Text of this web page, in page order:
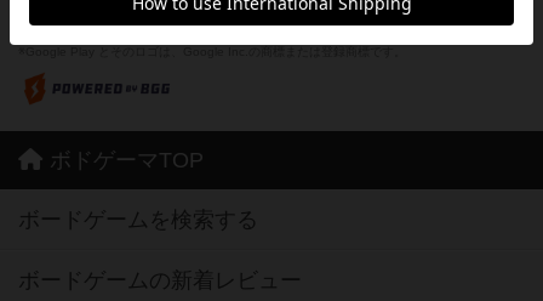
※App Store は、Apple Inc.のサービスマークです。
※Android は、グーグル インコーポレイテッドの商標または登録商標です。
ボドゲーマTOP
ボードゲームを検索する
ボードゲームの新着レビュー